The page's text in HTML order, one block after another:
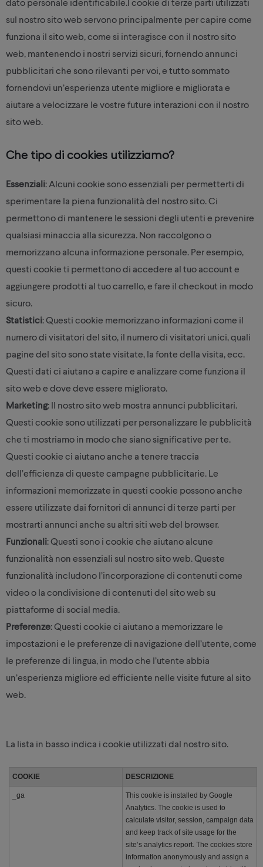
dato personale identificabile.I cookie di terze parti utilizzati
sul nostro sito web servono principalmente per capire come
funziona il sito web, come si interagisce con il nostro sito
web, mantenendo i nostri servizi sicuri, fornendo annunci
pubblicitari che sono rilevanti per voi, e tutto sommato
fornendovi un’esperienza utente migliore e migliorata e
aiutare a velocizzare le vostre future interazioni con il nostro
sito web.
Che tipo di cookies utilizziamo?
Essenziali: Alcuni cookie sono essenziali per permetterti di
sperimentare la piena funzionalità del nostro sito. Ci
permettono di mantenere le sessioni degli utenti e prevenire
qualsiasi minaccia alla sicurezza. Non raccolgono o
memorizzano alcuna informazione personale. Per esempio,
questi cookie ti permettono di accedere al tuo account e
aggiungere prodotti al tuo carrello, e fare il checkout in modo
sicuro.
Statistici: Questi cookie memorizzano informazioni come il
numero di visitatori del sito, il numero di visitatori unici, quali
pagine del sito sono state visitate, la fonte della visita, ecc.
Questi dati ci aiutano a capire e analizzare come funziona il
sito web e dove deve essere migliorato.
Marketing: Il nostro sito web mostra annunci pubblicitari.
Questi cookie sono utilizzati per personalizzare le pubblicità
che ti mostriamo in modo che siano significative per te.
Questi cookie ci aiutano anche a tenere traccia
dell’efficienza di queste campagne pubblicitarie. Le
informazioni memorizzate in questi cookie possono anche
essere utilizzate dai fornitori di annunci di terze parti per
mostrarti annunci anche su altri siti web del browser.
Funzionali: Questi sono i cookie che aiutano alcune
funzionalità non essenziali sul nostro sito web. Queste
funzionalità includono l’incorporazione di contenuti come
video o la condivisione di contenuti del sito web su
piattaforme di social media.
Preferenze: Questi cookie ci aiutano a memorizzare le
impostazioni e le preferenze di navigazione dell’utente, come
le preferenze di lingua, in modo che l’utente abbia
un’esperienza migliore ed efficiente nelle visite future al sito
web.
La lista in basso indica i cookie utilizzati dal nostro sito.
COOKIE DESCRIZIONE
_ga
This cookie is installed by Google
Analytics. The cookie is used to
calculate visitor, session, campaign data
and keep track of site usage for the
site’s analytics report. The cookies store
information anonymously and assign a